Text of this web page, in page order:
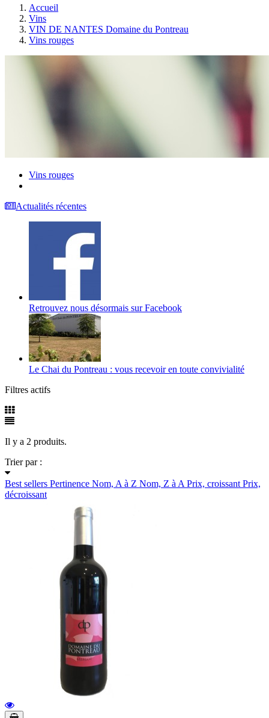
Accueil
Vins
VIN DE NANTES Domaine du Pontreau
Vins rouges
Vins rouges
Actualités récentes
Retrouvez nous désormais sur Facebook
Le Chai du Pontreau : vous recevoir en toute convivialité
Filtres actifs
Il y a 2 produits.
Trier par :
Best sellers Pertinence Nom, A à Z Nom, Z à A Prix, croissant Prix,
décroissant